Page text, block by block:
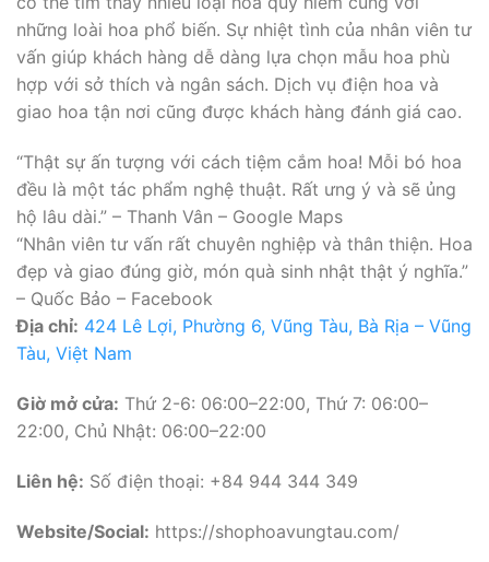
những loài hoa phổ biến. Sự nhiệt tình của nhân viên tư
vấn giúp khách hàng dễ dàng lựa chọn mẫu hoa phù
hợp với sở thích và ngân sách. Dịch vụ điện hoa và
giao hoa tận nơi cũng được khách hàng đánh giá cao.
“Thật sự ấn tượng với cách tiệm cắm hoa! Mỗi bó hoa
đều là một tác phẩm nghệ thuật. Rất ưng ý và sẽ ủng
hộ lâu dài.” – Thanh Vân – Google Maps
“Nhân viên tư vấn rất chuyên nghiệp và thân thiện. Hoa
đẹp và giao đúng giờ, món quà sinh nhật thật ý nghĩa.”
– Quốc Bảo – Facebook
Địa chỉ: 424 Lê Lợi, Phường 6, Vũng Tàu, Bà Rịa – Vũng
Tàu, Việt Nam
Giờ mở cửa: Thứ 2-6: 06:00–22:00, Thứ 7: 06:00–
22:00, Chủ Nhật: 06:00–22:00
Liên hệ: Số điện thoại: +84 944 344 349
Website/Social: https://shophoavungtau.com/